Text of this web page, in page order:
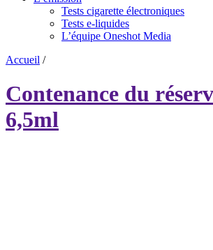
Tests cigarette électroniques
Tests e-liquides
L’équipe Oneshot Media
Accueil /
Contenance du
6,5ml